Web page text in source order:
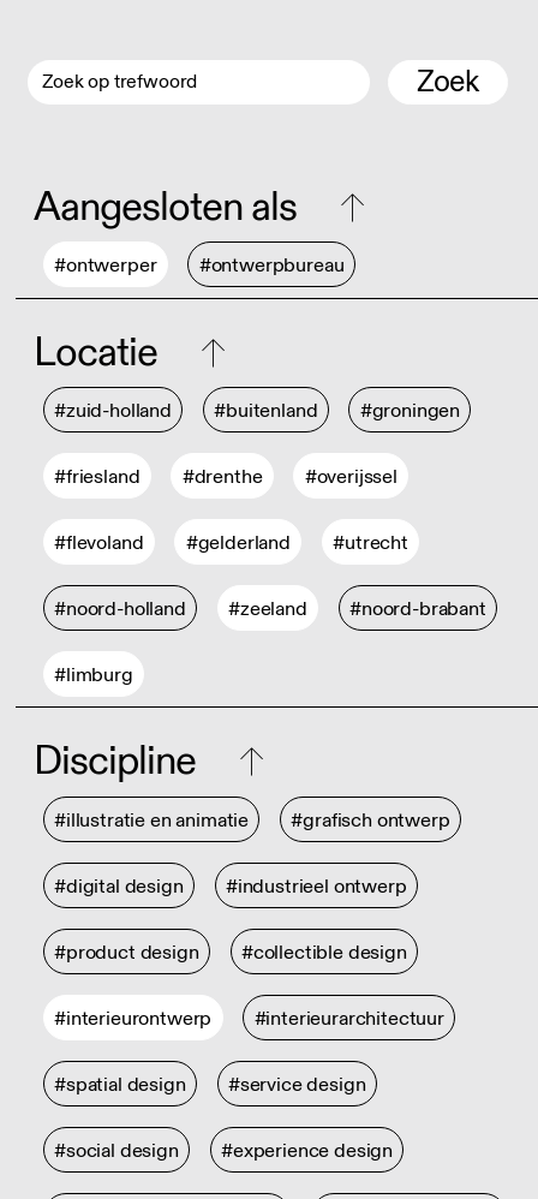
Zoek
Aangesloten als
#ontwerper #ontwerpbureau
Locatie
#zuid-holland #buitenland #groningen
#friesland #drenthe #overijssel
#flevoland #gelderland #utrecht
#noord-holland #zeeland #noord-brabant
#limburg
Discipline
#illustratie en animatie #grafisch ontwerp
#digital design #industrieel ontwerp
#product design #collectible design
#interieurontwerp #interieurarchitectuur
#spatial design #service design
#social design #experience design